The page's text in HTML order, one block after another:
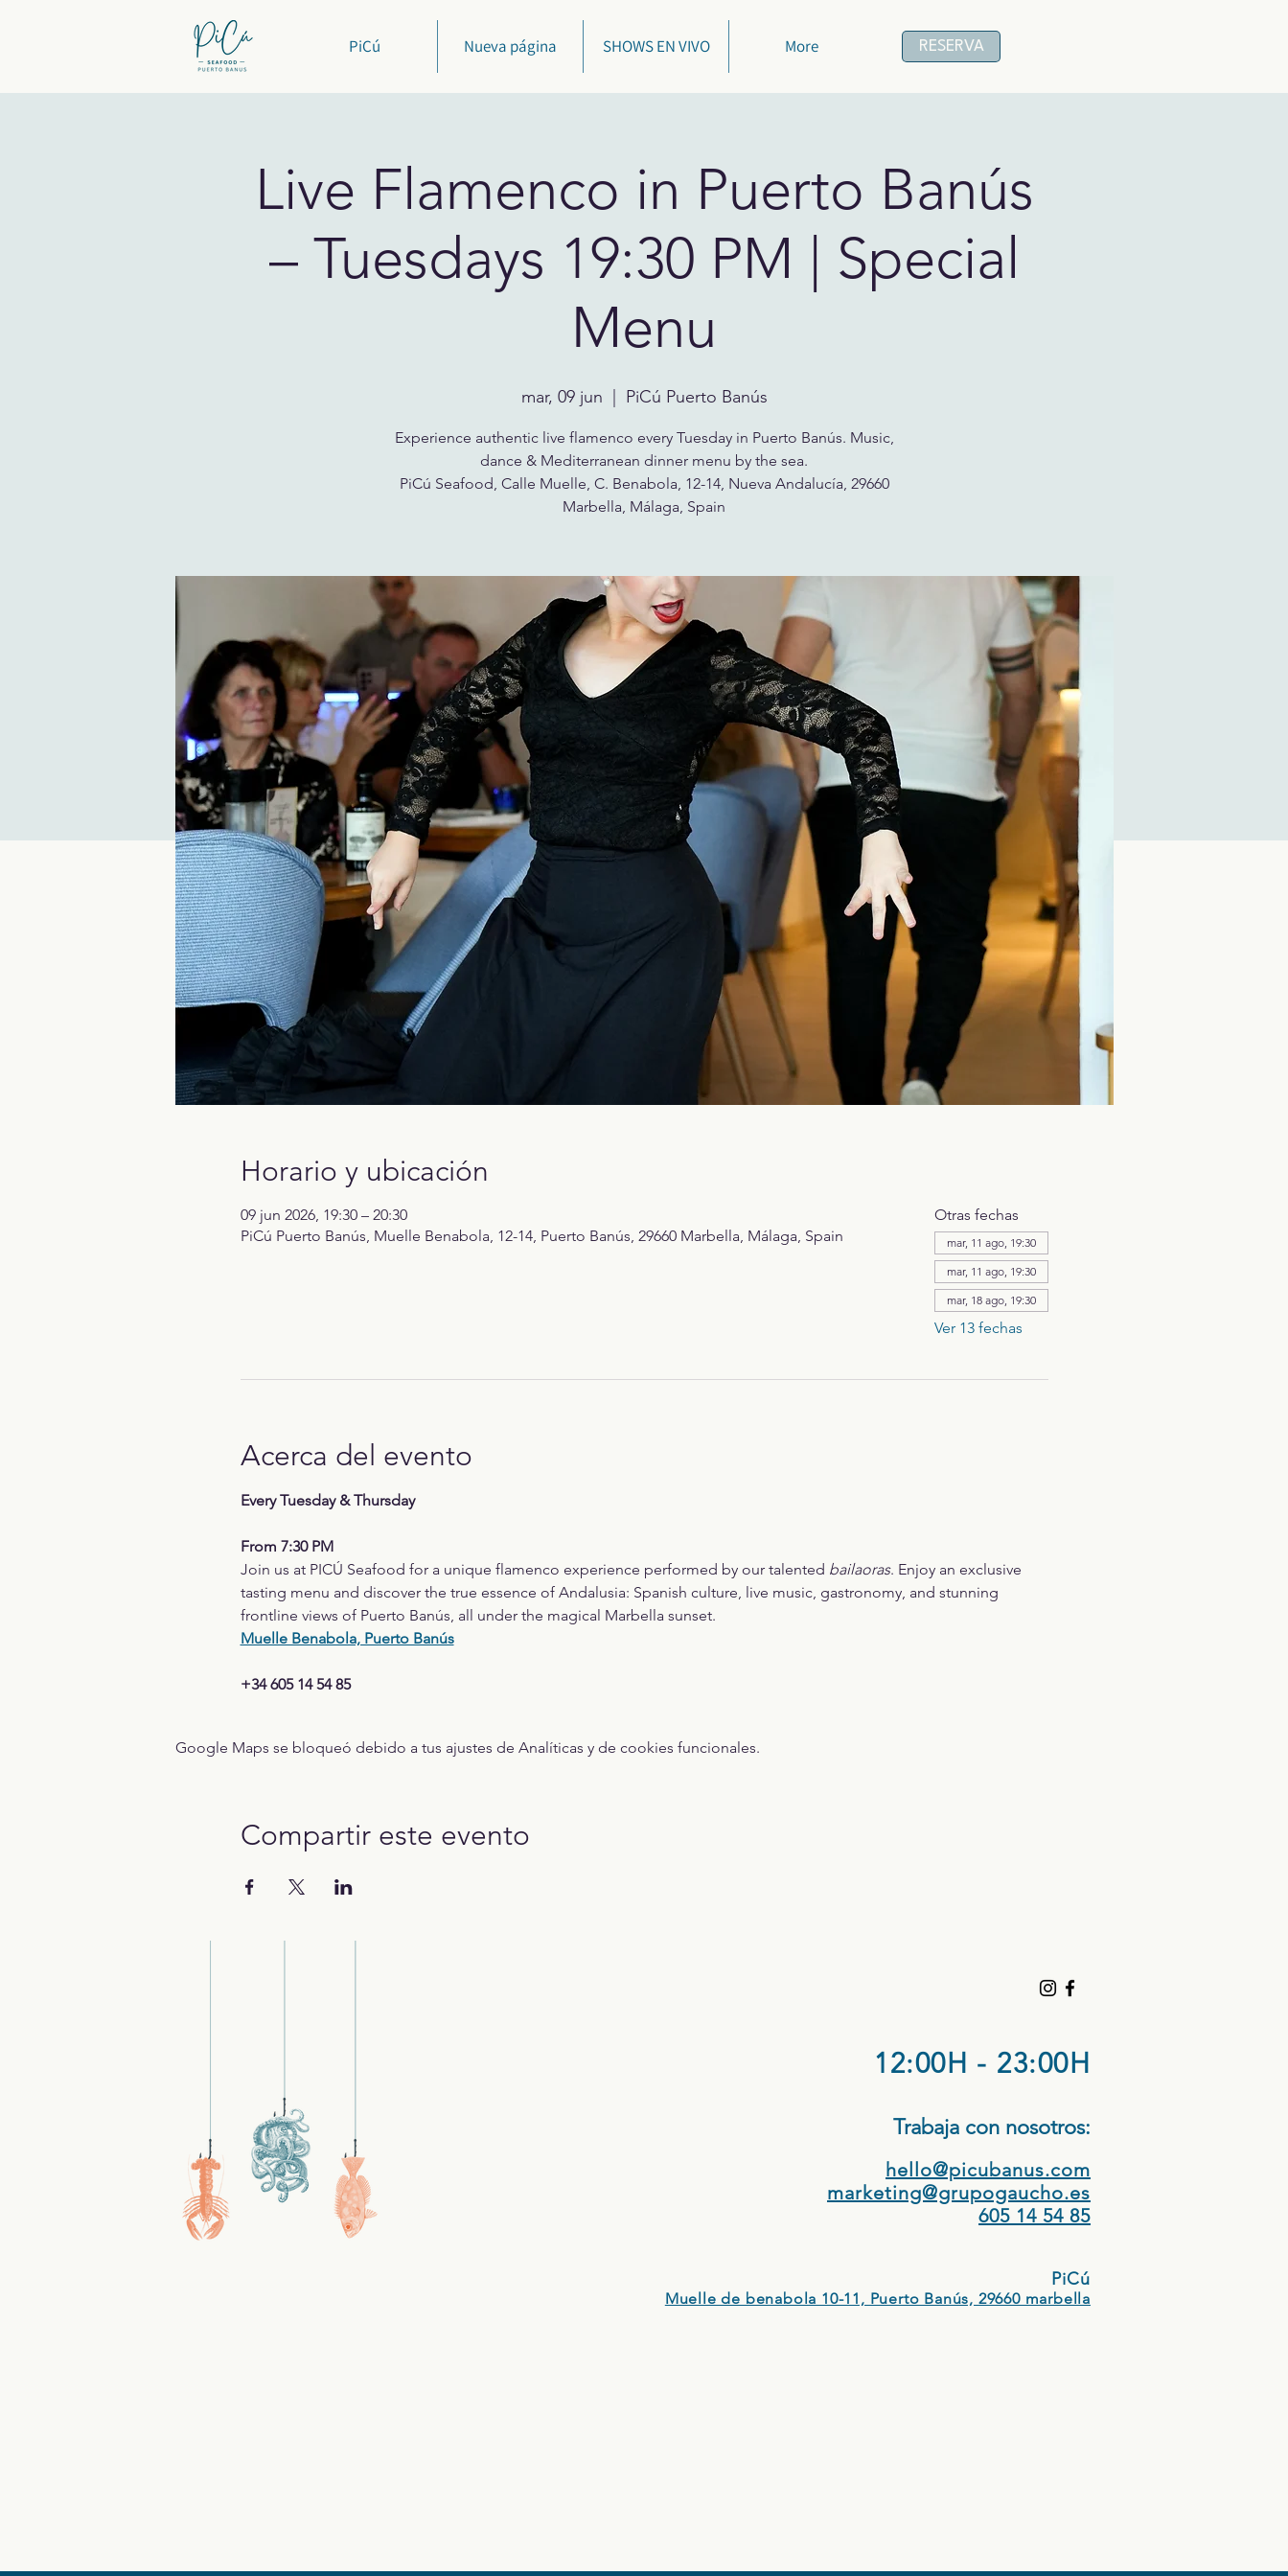
PiCú Nueva página SHOWS EN VIVO More RESERVA
Live Flamenco in Puerto Banús
– Tuesdays 19:30 PM | Special
Menu
mar, 09 jun PiCú Puerto Banús
Experience authentic live flamenco every Tuesday in Puerto Banús. Music,
dance & Mediterranean dinner menu by the sea.
PiCú Seafood, Calle Muelle, C. Benabola, 12-14, Nueva Andalucía, 29660
Marbella, Málaga, Spain
Horario y ubicación
09 jun 2026, 19:30 – 20:30
PiCú Puerto Banús, Muelle Benabola, 12-14, Puerto Banús, 29660 Marbella, Málaga, Spain
Otras fechas
mar, 11 ago, 19:30
mar, 11 ago, 19:30
mar, 18 ago, 19:30
Ver 13 fechas
Acerca del evento
Every Tuesday & Thursday
From 7:30 PM
Join us at PICÚ Seafood for a unique flamenco experience performed by our talented bailaoras. Enjoy an exclusive
tasting menu and discover the true essence of Andalusia: Spanish culture, live music, gastronomy, and stunning
frontline views of Puerto Banús, all under the magical Marbella sunset.
Muelle Benabola, Puerto Banús
+34 605 14 54 85
Google Maps se bloqueó debido a tus ajustes de Analíticas y de cookies funcionales.
Compartir este evento
12:00H - 23:00H
Trabaja con nosotros:​
hello@picubanus.com
marketing@grupogaucho.es
605 14 54 85
PiCú
Muelle de benabola 10-11, Puerto Banús, 29660 marbella